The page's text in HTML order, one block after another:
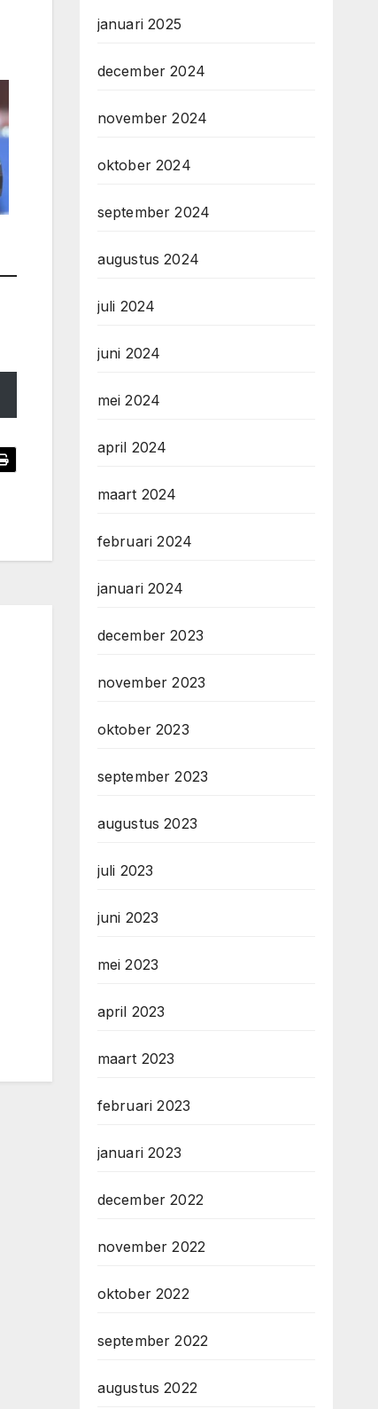
januari 2025
december 2024
november 2024
oktober 2024
september 2024
augustus 2024
juli 2024
juni 2024
mei 2024
april 2024
maart 2024
februari 2024
januari 2024
december 2023
november 2023
oktober 2023
september 2023
augustus 2023
juli 2023
juni 2023
mei 2023
april 2023
maart 2023
februari 2023
januari 2023
december 2022
november 2022
oktober 2022
september 2022
augustus 2022